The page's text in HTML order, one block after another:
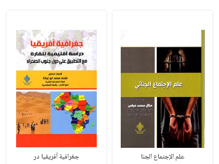
علم الإجتماع الجنا جغرافية أفريقيا در